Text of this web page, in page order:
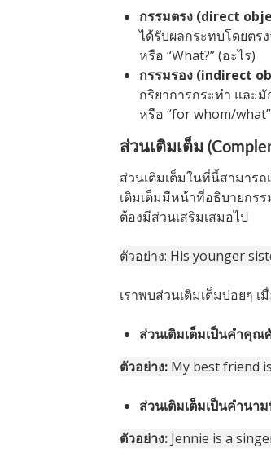
กรรมตรง (direct
ได้รับผลกระทบโดยตร
หรือ “What?” (อะไร)
กรรมรอง (indirect
กริยาการกระทำ และ
หรือ “for whom/
ส่วนเติมเต็ม
ส่วนเติมเต็มในที่นี้สามาร
เติมเต็มมีหน้าที่อธิบายกร
ต้องมีส่วนเสริมเสมอไป
ตัวอย่าง: His younger
เราพบส่วนเติมเต็มบ่อยๆ
ส่วนเติมเต็มเป็นคำคุ
ตัวอย่าง: My best friend
ส่วนเติมเต็มเป็นคำนา
ตัวอย่าง: Jennie is a